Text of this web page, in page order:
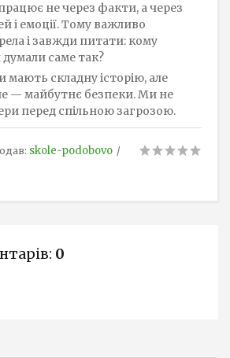
не через факти, а через
і емоції. Тому важливо
і завжди питати: кому
саме так?
мають складну історію, але
— майбутнє безпеки. Ми не
перед спільною загрозою.
: skole-podobovo
: 0